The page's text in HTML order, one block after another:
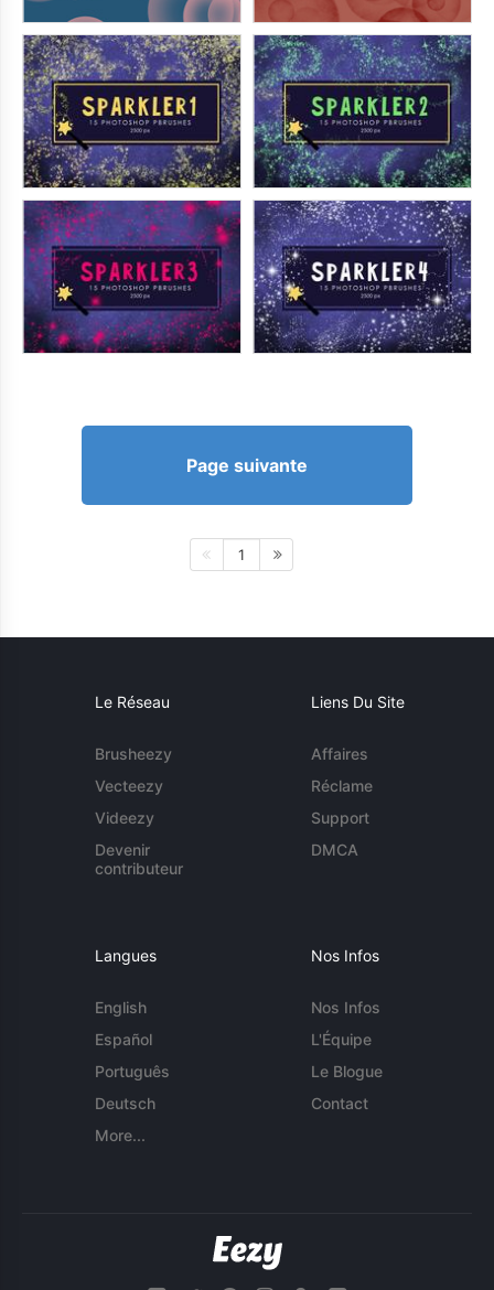
Page suivante
1
Le Réseau
Brusheezy
Vecteezy
Videezy
Devenir
contributeur
Liens Du Site
Affaires
Réclame
Support
DMCA
Langues
English
Español
Português
Deutsch
More...
Nos Infos
Nos Infos
L'Équipe
Le Blogue
Contact